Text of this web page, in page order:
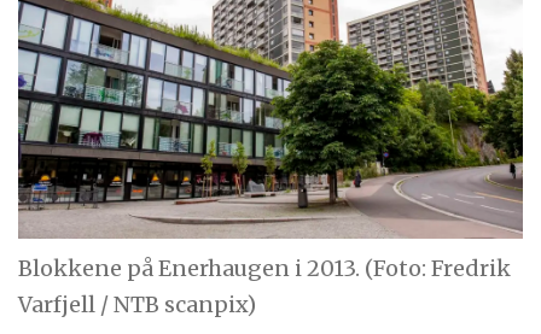
Blokkene på Enerhaugen i 2013. (Foto: Fredrik
Varfjell / NTB scanpix)